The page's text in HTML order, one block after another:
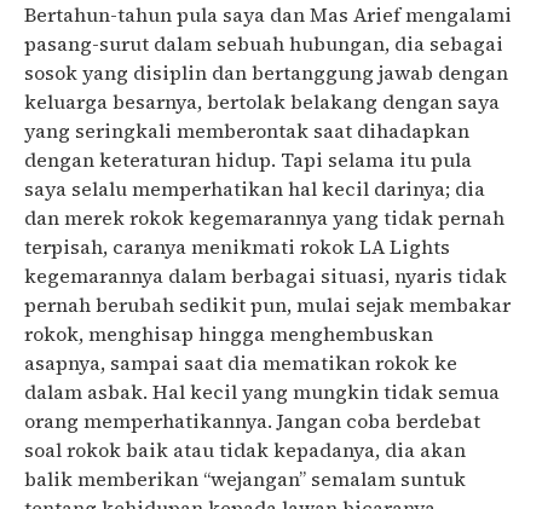
Bertahun-tahun pula saya dan Mas Arief mengalami
pasang-surut dalam sebuah hubungan, dia sebagai
sosok yang disiplin dan bertanggung jawab dengan
keluarga besarnya, bertolak belakang dengan saya
yang seringkali memberontak saat dihadapkan
dengan keteraturan hidup. Tapi selama itu pula
saya selalu memperhatikan hal kecil darinya; dia
dan merek rokok kegemarannya yang tidak pernah
terpisah, caranya menikmati rokok LA Lights
kegemarannya dalam berbagai situasi, nyaris tidak
pernah berubah sedikit pun, mulai sejak membakar
rokok, menghisap hingga menghembuskan
asapnya, sampai saat dia mematikan rokok ke
dalam asbak. Hal kecil yang mungkin tidak semua
orang memperhatikannya. Jangan coba berdebat
soal rokok baik atau tidak kepadanya, dia akan
balik memberikan “wejangan” semalam suntuk